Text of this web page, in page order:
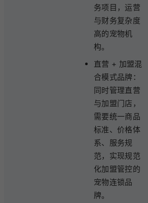
务项目，运营
与财务复杂度
高的宠物机
构。
直营 + 加盟混
合模式品牌：
同时管理直营
与加盟门店，
需要统一商品
标准、价格体
系、服务规
范，实现规范
化加盟管控的
宠物连锁品
牌。